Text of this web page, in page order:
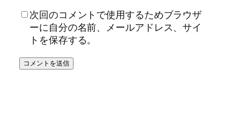
次回のコメントで使用するためブラウザ
ーに自分の名前、メールアドレス、サイ
トを保存する。